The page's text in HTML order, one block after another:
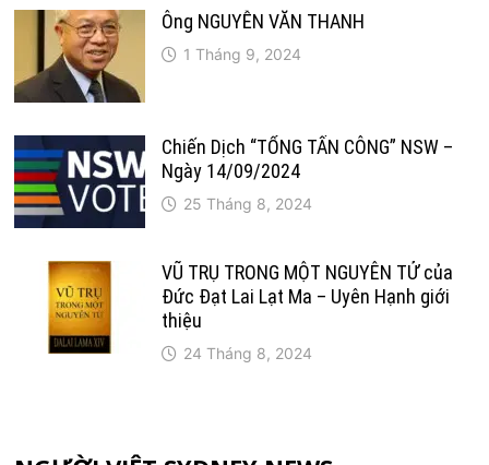
Ông NGUYỄN VĂN THANH
1 Tháng 9, 2024
Chiến Dịch “TỔNG TẤN CÔNG” NSW –
Ngày 14/09/2024
25 Tháng 8, 2024
VŨ TRỤ TRONG MỘT NGUYÊN TỬ của
Đức Đạt Lai Lạt Ma – Uyên Hạnh giới
thiệu
24 Tháng 8, 2024